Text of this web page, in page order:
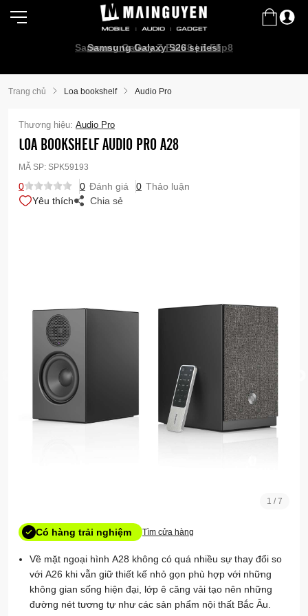
Samsung Galaxy S26 series!
Samsung Galaxy Z Fold8 | Z Flip8
Trang chủ Loa bookshelf Audio Pro
Thương hiệu: Audio Pro
LOA BOOKSHELF AUDIO PRO A28
MÃ SP: SPK59193
0 0 Đánh giá 0 Thảo luận
Yêu thích
Chia sẻ
1 /7
Tìm cửa hàng
Về mặt ngoại hình A28 không có quá nhiều sự thay đổi so
với A26 khi vẫn giữ thiết kế nhỏ gọn phù hợp với những
không gian sống hiện đại, lớp ê căng vải tạo nên những
đường nét tương tự như các sản phẩm nội thất Bắc Âu.